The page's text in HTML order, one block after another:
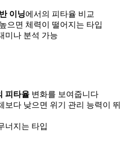
이닝에서의 피타율 비교
으면 체력이 떨어지는 타입
미나 분석 가능
피타율 변화를 보여줍니다
보다 낮으면 위기 관리 능력이 뛰
너지는 타입